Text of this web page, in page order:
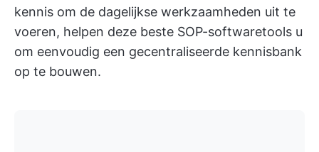
kennis om de dagelijkse werkzaamheden uit te
voeren, helpen deze beste SOP-softwaretools u
om eenvoudig een gecentraliseerde kennisbank
op te bouwen.